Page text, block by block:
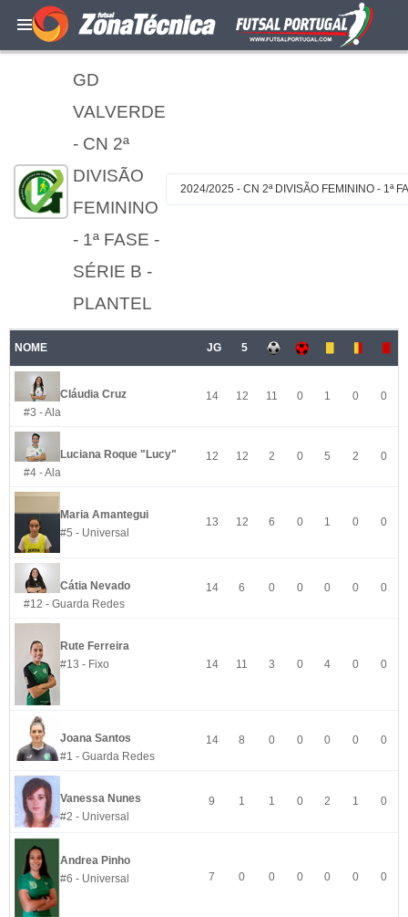
GD
VALVERDE
- CN 2ª
DIVISÃO
FEMININO
- 1ª FASE -
SÉRIE B -
PLANTEL
2024/2025 - CN 2ª DIVISÃO FEMININO - 1ª
NOME JG 5
Cláudia Cruz
#3 - Ala
14 12 11 0 1 0 0
Luciana Roque "Lucy"
#4 - Ala
12 12 2 0 5 2 0
Maria Amantegui
#5 - Universal
13 12 6 0 1 0 0
Cátia Nevado
#12 - Guarda Redes
14 6 0 0 0 0 0
Rute Ferreira
#13 - Fixo
14 11 3 0 4 0 0
Joana Santos
#1 - Guarda Redes
14 8 0 0 0 0 0
Vanessa Nunes
#2 - Universal
9 1 1 0 2 1 0
Andrea Pinho
#6 - Universal
7 0 0 0 0 0 0